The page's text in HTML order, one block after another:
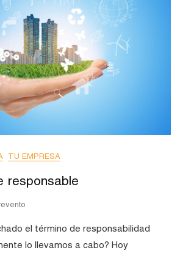
TU EMPRESA
responsable
el término de responsabilidad
lo llevamos a cabo? Hoy